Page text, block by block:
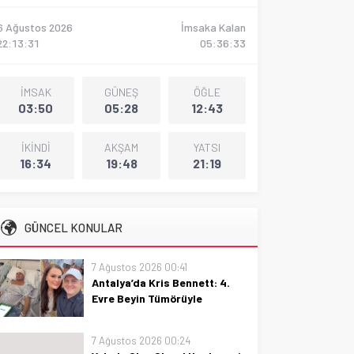
Ağustos 2026
İmsaka Kalan
05:36:32
İMSAK
03:50
GÜNEŞ
05:28
ÖĞLE
12:43
İKİNDİ
16:34
AKŞAM
19:48
YATSI
21:19
GÜNCEL KONULAR
7 Ağustos 2026 00:41
Antalya’da Kris Bennett: 4.
Evre Beyin Tümörüyle
Antalya’da Kris Bennett: 4. Evre
Beyin Tümörüyle Mücadele, umut
7 Ağustos 2026 00:24